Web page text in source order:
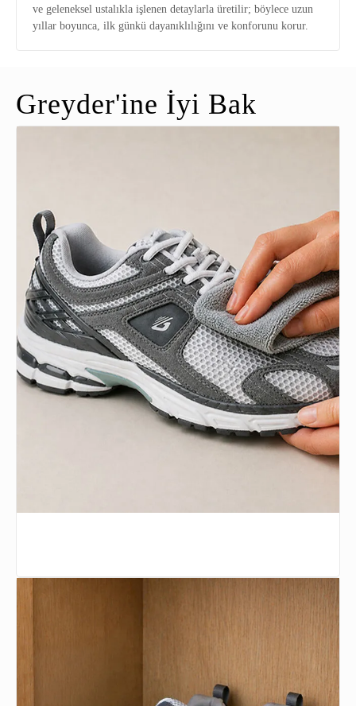
ve geleneksel ustalıkla işlenen detaylarla üretilir; böylece uzun
yıllar boyunca, ilk günkü dayanıklılığını ve konforunu korur.
Greyder'ine İyi Bak